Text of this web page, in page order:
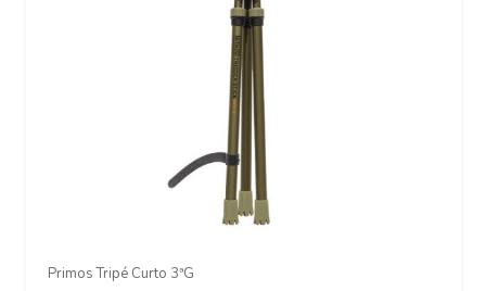
Primos Tripé Curto 3ªG